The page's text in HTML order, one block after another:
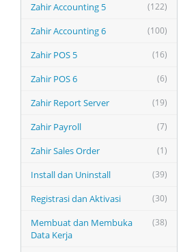
(122)
Zahir Accounting 5
(100)
Zahir Accounting 6
(16)
Zahir POS 5
(6)
Zahir POS 6
(19)
Zahir Report Server
(7)
Zahir Payroll
(1)
Zahir Sales Order
(39)
Install dan Uninstall
(30)
Registrasi dan Aktivasi
(38)
Membuat dan Membuka
Data Kerja